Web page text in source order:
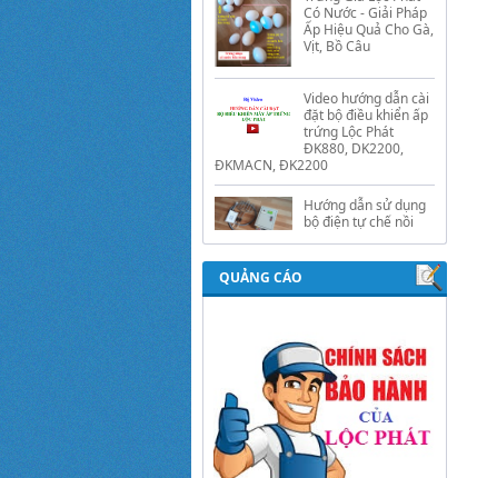
Video hướng dẫn cài
đặt bộ điều khiển ấp
trứng Lộc Phát
ĐK880, DK2200,
ĐKMACN, ĐK2200
Hướng dẫn sử dụng
bộ điện tự chế nồi
nấu rượu bằng điện
tự động Lộc Phát
bộ điều khiển độ ẩm
gold, nhiệt độ và ánh
sáng tự động Lộc
Phát
QUẢNG CÁO